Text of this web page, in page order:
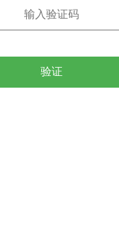
验证